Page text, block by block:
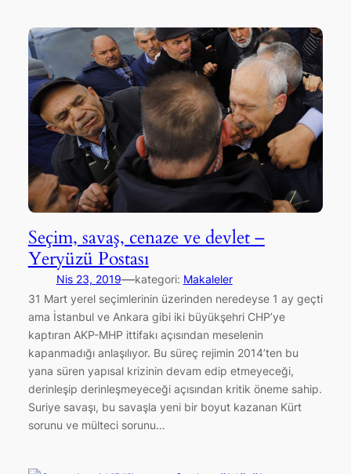
Seçim, savaş, cenaze ve devlet –
Yeryüzü Postası
Nis 23, 2019—kategori: Makaleler
31 Mart yerel seçimlerinin üzerinden neredeyse 1 ay geçti
ama İstanbul ve Ankara gibi iki büyükşehri CHP’ye
kaptıran AKP-MHP ittifakı açısından meselenin
kapanmadığı anlaşılıyor. Bu süreç rejimin 2014’ten bu
yana süren yapısal krizinin devam edip etmeyeceği,
derinleşip derinleşmeyeceği açısından kritik öneme sahip.
Suriye savaşı, bu savaşla yeni bir boyut kazanan Kürt
sorunu ve mülteci sorunu…